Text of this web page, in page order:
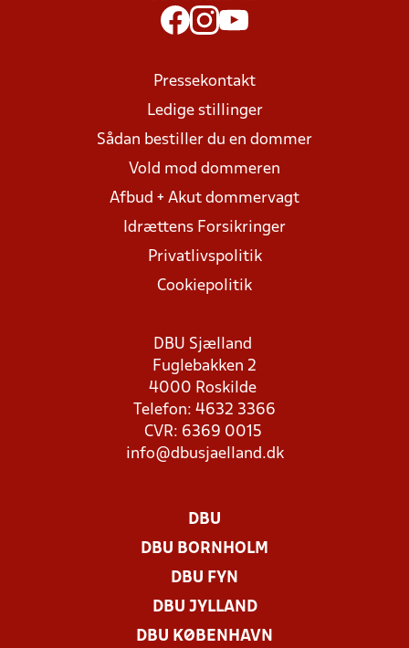
Pressekontakt
Ledige stillinger
Sådan bestiller du en dommer
Vold mod dommeren
Afbud + Akut dommervagt
Idrættens Forsikringer
Privatlivspolitik
Cookiepolitik
DBU Sjælland
Fuglebakken 2
4000 Roskilde
Telefon: 4632 3366
CVR: 6369 0015
info@dbusjaelland.dk
DBU
DBU BORNHOLM
DBU FYN
DBU JYLLAND
DBU KØBENHAVN